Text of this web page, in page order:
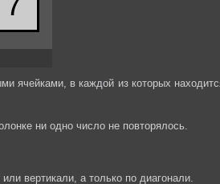
ячейками, в каждой из которых
ни одно число не повторялось.
вертикали, а только по диагонали.